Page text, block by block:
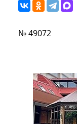
№ 49072